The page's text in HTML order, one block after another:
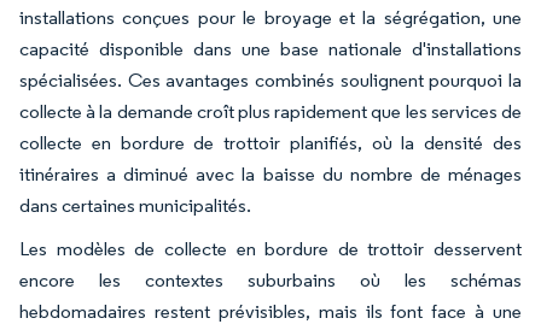
installations conçues pour le broyage et la ségrégation, une
capacité disponible dans une base nationale d'installations
spécialisées. Ces avantages combinés soulignent pourquoi la
collecte à la demande croît plus rapidement que les services de
collecte en bordure de trottoir planifiés, où la densité des
itinéraires a diminué avec la baisse du nombre de ménages
dans certaines municipalités.
Les modèles de collecte en bordure de trottoir desservent
encore les contextes suburbains où les schémas
hebdomadaires restent prévisibles, mais ils font face à une